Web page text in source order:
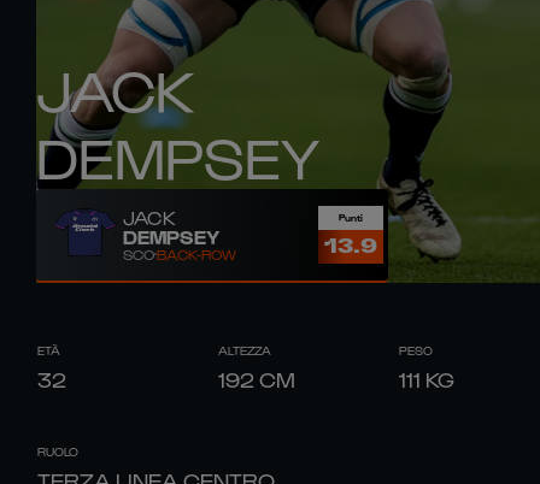
JACK
DEMPSEY
JACK
DEMPSEY
SCOBACK-ROW
Punti
13.9
ETÀ
32
ALTEZZA
192 CM
PESO
111 KG
RUOLO